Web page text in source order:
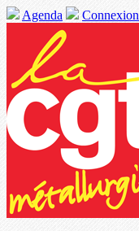
Agenda Connexion